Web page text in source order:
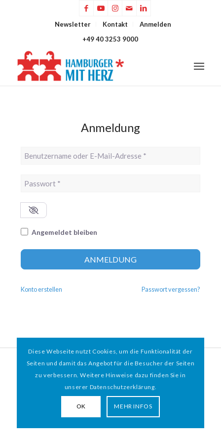
Newsletter Kontakt
Anmelden
+49 40 3253 9000
Anmeldung
Benutzername oder E-Mail-Adresse
Passwort *
Angemeldet bleiben
ANMELDUNG
Konto erstellen Passwort vergessen?
© 2026 HAMBURGER*MIT HERZ e.V. | WEBDESIGN BY WEBIGAMI
Diese Webseite nutzt Cookies, um die Funktionalität der
Seiten und damit das Angebot für die Besucher der Seiten
zu verbessern. Weitere Hinweise dazu finden Sie in
unserer Datenschutzerklärung.
OK MEHR INFOS